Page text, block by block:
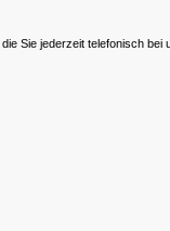
Sie jederzeit telefonisch bei